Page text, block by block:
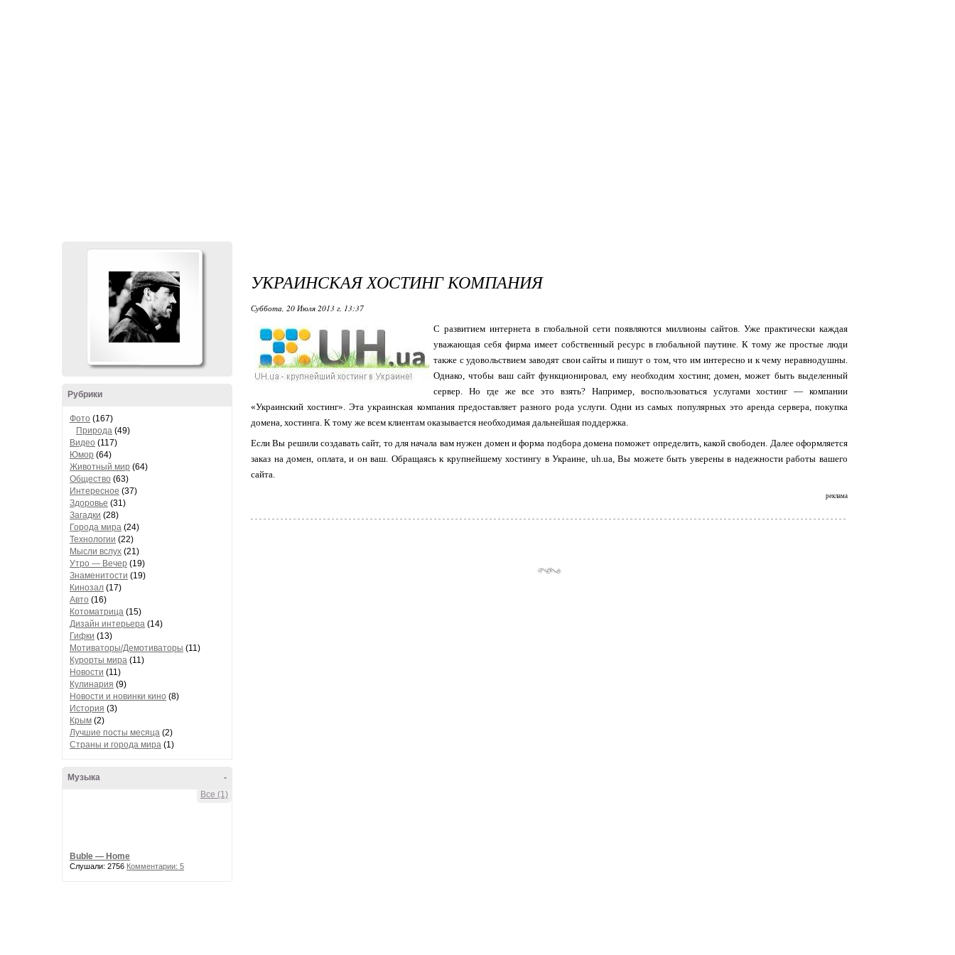
Рубрики
Фото (167)
Природа (49)
Видео (117)
Юмор (64)
Животный мир (64)
Общество (63)
Интересное (37)
Здоровье (31)
Загадки (28)
Города мира (24)
Технологии (22)
Мысли вслух (21)
Утро — Вечер (19)
Знаменитости (19)
Кинозал (17)
Авто (16)
Котоматрица (15)
Дизайн интерьера (14)
Гифки (13)
Мотиваторы/Демотиваторы (11)
Курорты мира (11)
Новости (11)
Кулинария (9)
Новости и новинки кино (8)
История (3)
Крым (2)
Лучшие посты месяца (2)
Страны и города мира (1)
-
Музыка
Все (1)
Buble — Home
Слушали: 2756 Комментарии: 5
УКРАИНСКАЯ ХОСТИНГ КОМПАНИЯ
Суббота, 20 Июля 2013 г. 13:37
С развитием интернета в глобальной сети появляются миллионы сайтов. Уже практически каждая
уважающая себя фирма имеет собственный ресурс в глобальной паутине. К тому же простые люди
также с удовольствием заводят свои сайты и пишут о том, что им интересно и к чему неравнодушны.
Однако, чтобы ваш сайт функционировал, ему необходим хостинг, домен, может быть выделенный
сервер. Но где же все это взять? Например, воспользоваться услугами хостинг — компании
«Украинский хостинг». Эта украинская компания предоставляет разного рода услуги. Одни из самых популярных это аренда сервера, покупка
домена, хостинга. К тому же всем клиентам оказывается необходимая дальнейшая поддержка.
Если Вы решили создавать сайт, то для начала вам нужен домен и форма подбора домена поможет определить, какой свободен. Далее оформляется
заказ на домен, оплата, и он ваш. Обращаясь к крупнейшему хостингу в Украине, uh.ua, Вы можете быть уверены в надежности работы вашего
сайта.
реклама